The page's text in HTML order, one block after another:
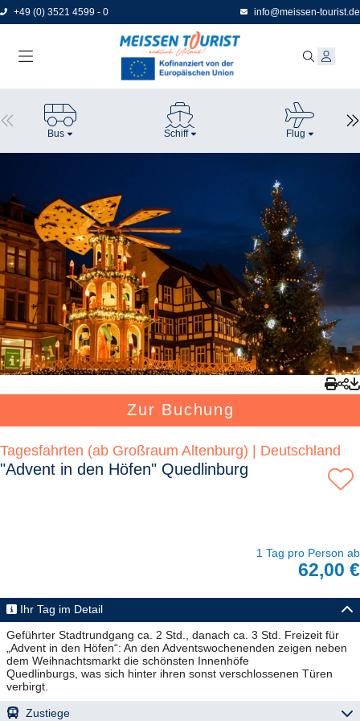
Direkt
zum
+49 (0) 3521 4599 - 0 info@meissen-tourist.de
Bus Schiff Flug
Zur Buchung
Tagesfahrten (ab Großraum Altenburg) | Deutschland
"Advent in den Höfen" Quedlinburg
1 Tag pro Person ab
62,00 €
Ihr Tag im Detail
Geführter Stadtrundgang ca. 2 Std., danach ca. 3 Std. Freizeit für
„Advent in den Höfen“: An den Adventswochenenden zeigen neben
dem Weihnachtsmarkt die schönsten Innenhöfe
Quedlinburgs, was sich hinter ihren sonst verschlossenen Türen
verbirgt.
Zustiege